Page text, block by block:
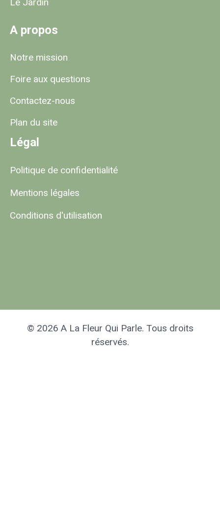
A propos
Notre mission
Foire aux questions
Contactez-nous
Plan du site
Légal
Politique de confidentialité
Mentions légales
Conditions d'utilisation
© 2026 A La Fleur Qui Parle. Tous droits
réservés.